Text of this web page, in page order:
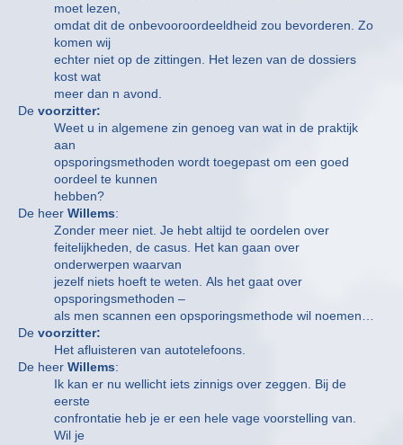
moet lezen,
omdat dit de onbevooroordeeldheid zou bevorderen. Zo
komen wij
echter niet op de zittingen. Het lezen van de dossiers
kost wat
meer dan n avond.
De voorzitter:
Weet u in algemene zin genoeg van wat in de praktijk
aan
opsporingsmethoden wordt toegepast om een goed
oordeel te kunnen
hebben?
De heer Willems:
Zonder meer niet. Je hebt altijd te oordelen over
feitelijkheden, de casus. Het kan gaan over
onderwerpen waarvan
jezelf niets hoeft te weten. Als het gaat over
opsporingsmethoden –
als men scannen een opsporingsmethode wil noemen…
De voorzitter:
Het afluisteren van autotelefoons.
De heer Willems:
Ik kan er nu wellicht iets zinnigs over zeggen. Bij de
eerste
confrontatie heb je er een hele vage voorstelling van.
Wil je